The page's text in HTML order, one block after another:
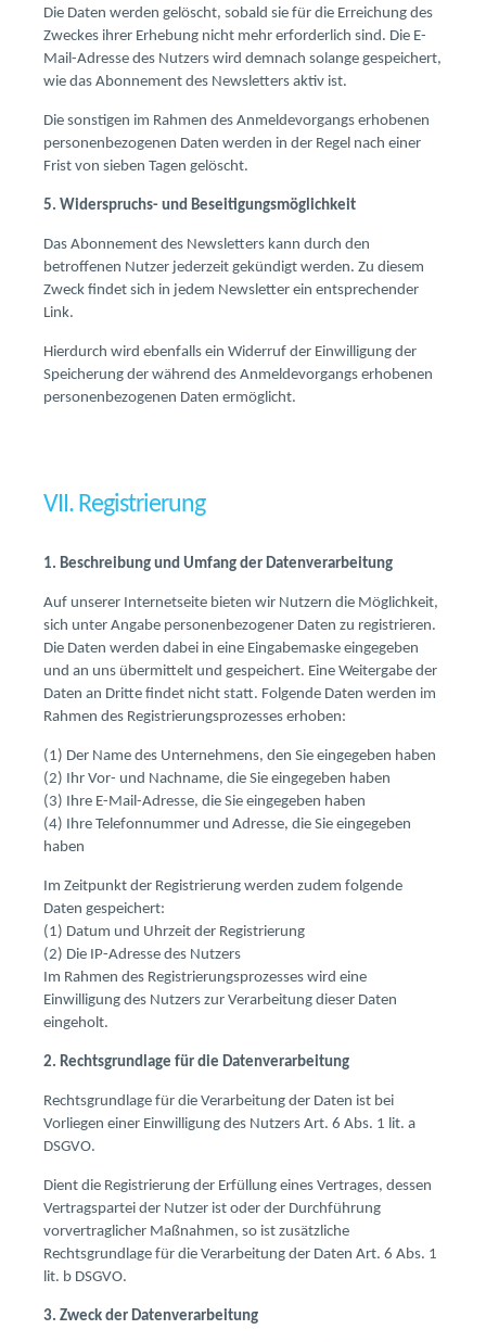
Die Daten werden gelöscht, sobald sie für die Erreichung des
Zweckes ihrer Erhebung nicht mehr erforderlich sind. Die E-
Mail-Adresse des Nutzers wird demnach solange gespeichert,
wie das Abonnement des Newsletters aktiv ist.
Die sonstigen im Rahmen des Anmeldevorgangs erhobenen
personenbezogenen Daten werden in der Regel nach einer
Frist von sieben Tagen gelöscht.
5. Widerspruchs- und Beseitigungsmöglichkeit
Das Abonnement des Newsletters kann durch den
betroffenen Nutzer jederzeit gekündigt werden. Zu diesem
Zweck findet sich in jedem Newsletter ein entsprechender
Link.
Hierdurch wird ebenfalls ein Widerruf der Einwilligung der
Speicherung der während des Anmeldevorgangs erhobenen
personenbezogenen Daten ermöglicht.
VII. Registrierung
1. Beschreibung und Umfang der Datenverarbeitung
Auf unserer Internetseite bieten wir Nutzern die Möglichkeit,
sich unter Angabe personenbezogener Daten zu registrieren.
Die Daten werden dabei in eine Eingabemaske eingegeben
und an uns übermittelt und gespeichert. Eine Weitergabe der
Daten an Dritte findet nicht statt. Folgende Daten werden im
Rahmen des Registrierungsprozesses erhoben:
(1) Der Name des Unternehmens, den Sie eingegeben haben
(2) Ihr Vor- und Nachname, die Sie eingegeben haben
(3) Ihre E-Mail-Adresse, die Sie eingegeben haben
(4) Ihre Telefonnummer und Adresse, die Sie eingegeben
haben
Im Zeitpunkt der Registrierung werden zudem folgende
Daten gespeichert:
(1) Datum und Uhrzeit der Registrierung
(2) Die IP-Adresse des Nutzers
Im Rahmen des Registrierungsprozesses wird eine
Einwilligung des Nutzers zur Verarbeitung dieser Daten
eingeholt.
2. Rechtsgrundlage für die Datenverarbeitung
Rechtsgrundlage für die Verarbeitung der Daten ist bei
Vorliegen einer Einwilligung des Nutzers Art. 6 Abs. 1 lit. a
DSGVO.
Dient die Registrierung der Erfüllung eines Vertrages, dessen
Vertragspartei der Nutzer ist oder der Durchführung
vorvertraglicher Maßnahmen, so ist zusätzliche
Rechtsgrundlage für die Verarbeitung der Daten Art. 6 Abs. 1
lit. b DSGVO.
3. Zweck der Datenverarbeitung